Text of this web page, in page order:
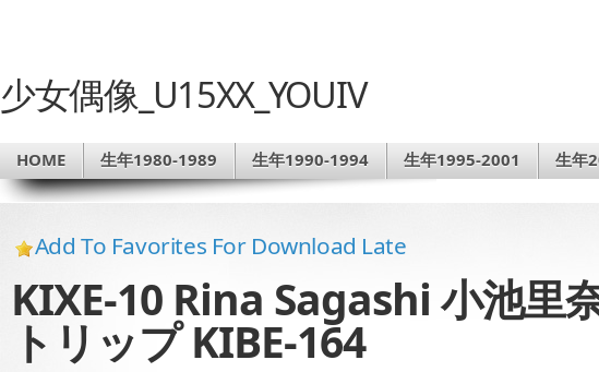
少女偶像_U15XX_YOUIV
HOME 生年1980-1989 生年1990-1994 生年1995-2001 生年
Add To Favorites For Download Late
KIXE-10 Rina Sagashi 小池里
トリップ KIBE-164